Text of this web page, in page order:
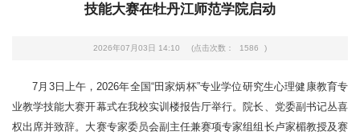
技能大赛在牡丹江师范学院启动
2026年07月03日 14:10 (点击次数： 1586 )
7月3日上午，2026年全国“田家炳杯”专业学位研究生心理健康教育专
业教学技能大赛开幕式在我校实训楼报告厅举行。院长、党委副书记丛喜
权出席并致辞。大赛专家委员会副主任兼赛项专家组组长卢家楣教授及赛